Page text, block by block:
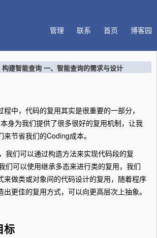
博客园
首页
联系
管理
建智能查询 一、智能查询的需求与设计
中，代码的复用其实是很重要的一部分，
身为我们提供了很多很好的复用机制，让我
节省我们的Coding成本。
我们可以通过构造方法来实现代码段的复
们可以使用继承多态来进行类的复用，我们
来做类或对象间的代码设计的复用，随着程序
更佳的复用方式，可以向更高层次上抽象。
标